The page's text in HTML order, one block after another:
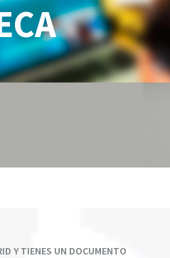
Y TIENES UN DOCUMENTO